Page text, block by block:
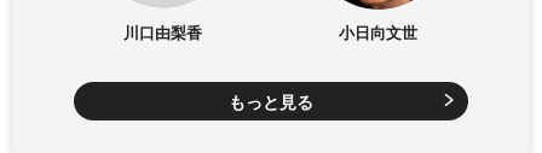
川口由梨香 小日向文世
もっと見る